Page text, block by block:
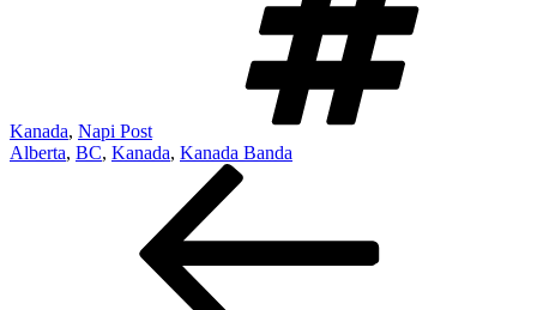
Kanada, Napi Post
Alberta, BC, Kanada, Kanada Banda